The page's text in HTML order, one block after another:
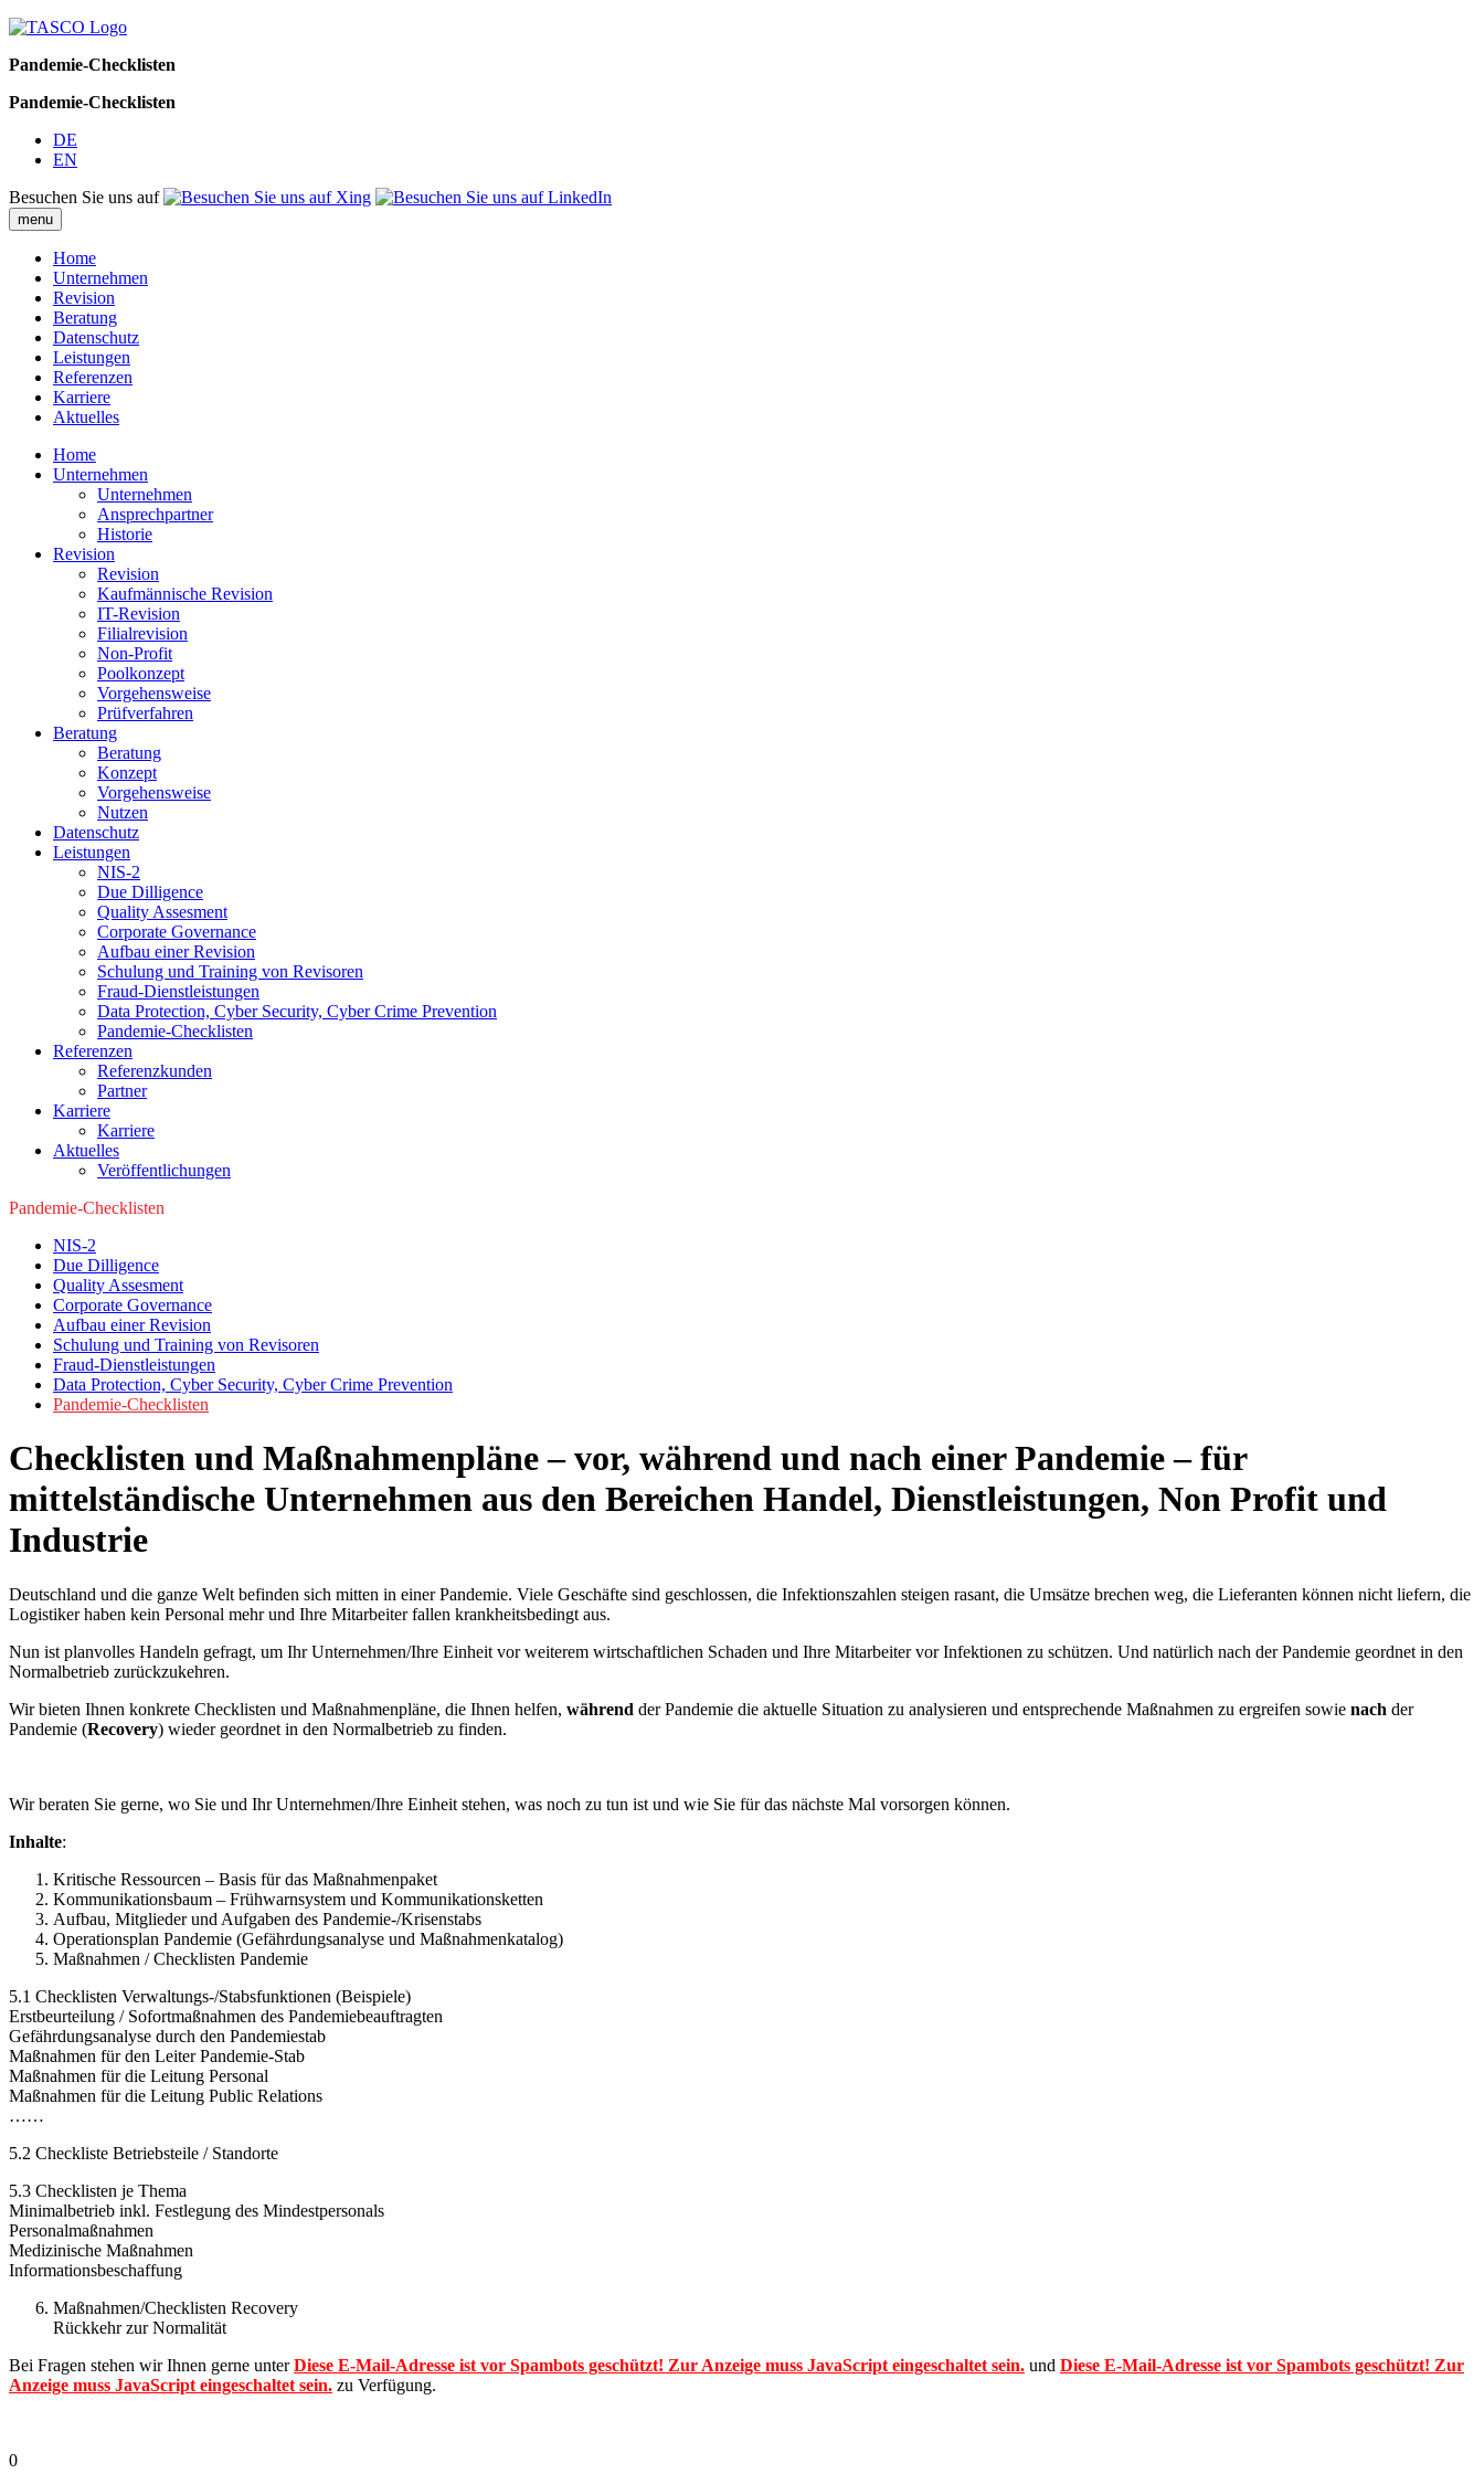
Pandemie-Checklisten
Pandemie-Checklisten
DE
EN
Besuchen Sie uns auf
menu
Home
Unternehmen
Revision
Beratung
Datenschutz
Leistungen
Referenzen
Karriere
Aktuelles
Home
Unternehmen
Unternehmen
Ansprechpartner
Historie
Revision
Revision
Kaufmännische Revision
IT-Revision
Filialrevision
Non-Profit
Poolkonzept
Vorgehensweise
Prüfverfahren
Beratung
Beratung
Konzept
Vorgehensweise
Nutzen
Datenschutz
Leistungen
NIS-2
Due Dilligence
Quality Assesment
Corporate Governance
Aufbau einer Revision
Schulung und Training von Revisoren
Fraud-Dienstleistungen
Data Protection, Cyber Security, Cyber Crime Prevention
Pandemie-Checklisten
Referenzen
Referenzkunden
Partner
Karriere
Karriere
Aktuelles
Veröffentlichungen
Pandemie-Checklisten
NIS-2
Due Dilligence
Quality Assesment
Corporate Governance
Aufbau einer Revision
Schulung und Training von Revisoren
Fraud-Dienstleistungen
Data Protection, Cyber Security, Cyber Crime Prevention
Pandemie-Checklisten
Checklisten und Maßnahmenpläne – vor, während und nach einer Pandemie – für
mittelständische Unternehmen aus den Bereichen Handel, Dienstleistungen, Non Profit und
Industrie
Deutschland und die ganze Welt befinden sich mitten in einer Pandemie. Viele Geschäfte sind geschlossen, die Infektionszahlen steigen rasant, die Umsätze brechen weg, die Lieferanten können nicht liefern, die
Logistiker haben kein Personal mehr und Ihre Mitarbeiter fallen krankheitsbedingt aus.
Nun ist planvolles Handeln gefragt, um Ihr Unternehmen/Ihre Einheit vor weiterem wirtschaftlichen Schaden und Ihre Mitarbeiter vor Infektionen zu schützen. Und natürlich nach der Pandemie geordnet in den
Normalbetrieb zurückzukehren.
Wir bieten Ihnen konkrete Checklisten und Maßnahmenpläne, die Ihnen helfen, während der Pandemie die aktuelle Situation zu analysieren und entsprechende Maßnahmen zu ergreifen sowie nach der
Pandemie (Recovery) wieder geordnet in den Normalbetrieb zu finden.
Wir beraten Sie gerne, wo Sie und Ihr Unternehmen/Ihre Einheit stehen, was noch zu tun ist und wie Sie für das nächste Mal vorsorgen können.
Inhalte:
Kritische Ressourcen – Basis für das Maßnahmenpaket
Kommunikationsbaum – Frühwarnsystem und Kommunikationsketten
Aufbau, Mitglieder und Aufgaben des Pandemie-/Krisenstabs
Operationsplan Pandemie (Gefährdungsanalyse und Maßnahmenkatalog)
Maßnahmen / Checklisten Pandemie
5.1 Checklisten Verwaltungs-/Stabsfunktionen (Beispiele)
Erstbeurteilung / Sofortmaßnahmen des Pandemiebeauftragten
Gefährdungsanalyse durch den Pandemiestab
Maßnahmen für den Leiter Pandemie-Stab
Maßnahmen für die Leitung Personal
Maßnahmen für die Leitung Public Relations
……
5.2 Checkliste Betriebsteile / Standorte
5.3 Checklisten je Thema
Minimalbetrieb inkl. Festlegung des Mindestpersonals
Personalmaßnahmen
Medizinische Maßnahmen
Informationsbeschaffung
Maßnahmen/Checklisten Recovery
Rückkehr zur Normalität
Bei Fragen stehen wir Ihnen gerne unterDiese E-Mail-Adresse ist vor Spambots geschützt! Zur Anzeige muss JavaScript eingeschaltet sein. und Diese E-Mail-Adresse ist vor Spambots geschützt! Zur
Anzeige muss JavaScript eingeschaltet sein. zu Verfügung.
0